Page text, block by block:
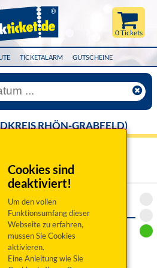
TICKETALARM GUTSCHEINE
0 Tickets
Cookies sind
deaktiviert!
Um den vollen
Funktionsumfang dieser
Webseite zu erfahren,
müssen Sie Cookies
aktivieren.
Eine Anleitung wie Sie
RHÖN-GRABFELD)
»
Rhön-Grabfeld)
2026 19:30 Uhr
Oskar-Herbig-Halle